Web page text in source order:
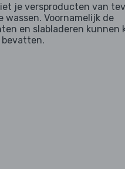
je versproducten van
wassen. Voornamelijk de
en slabladeren kunnen